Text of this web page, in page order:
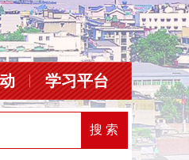
学习平台
新榜”优秀案例名单 2026
搜 索